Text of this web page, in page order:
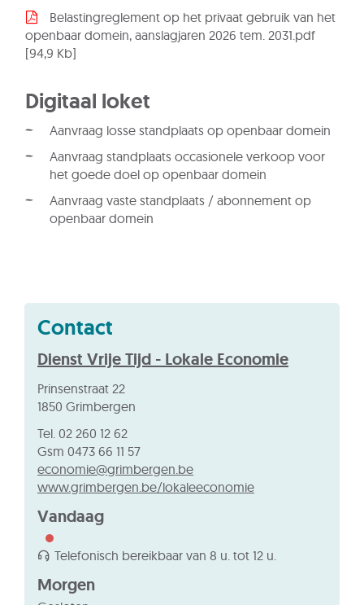
Belastingreglement op het privaat gebruik van het
openbaar domein, aanslagjaren 2026 tem. 2031.pdf
94,9 Kb
Digitaal loket
Aanvraag losse standplaats op openbaar domein
Aanvraag standplaats occasionele verkoop voor
het goede doel op openbaar domein
Aanvraag vaste standplaats / abonnement op
openbaar domein
Contact
Dienst Vrije Tijd - Lokale Economie
Adres
Prinsenstraat 22
,1850 Grimbergen
Tel. 02 260 12 62
Gsm 0473 66 11 57
E-
mail
economie@grimbergen.be
Website
www.grimbergen.be/lokaleeconomie
Vandaag
Telefonisch bereikbaar van 8 u. tot 12 u.
Morgen